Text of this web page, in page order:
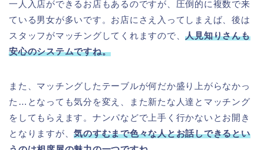
一人入店ができるお店もあるのですが、圧倒的に複数で来
ている男女が多いです。お店にさえ入ってしまえば、後は
スタッフがマッチングしてくれますので、人見知りさんも
安心のシステムですね。
また、マッチングしたテーブルが何だか盛り上がらなかっ
た…となっても気分を変え、また新たな人達とマッチング
をしてもらえます。ナンパなどで上手く行かないとお開き
となりますが、気のすむまで色々な人とお話しできるとい